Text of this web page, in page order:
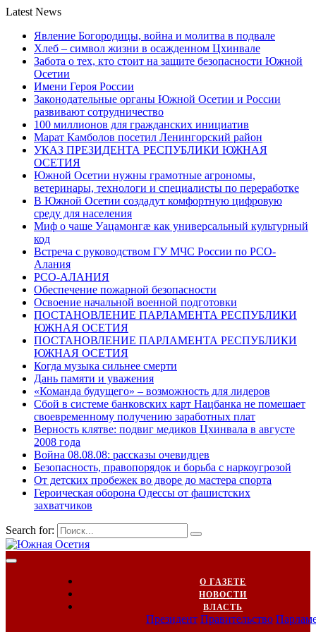
Latest News
Явление Богородицы, война и молитва в подвале
Хлеб – символ жизни в осажденном Цхинвале
Забота о тех, кто стоит на защите безопасности Южной
Осетии
Имени Героя России
Законодательные органы Южной Осетии и России
развивают сотрудничество
100 миллионов для гражданских инициатив
Марат Камболов посетил Ленингорский район
УКАЗ ПРЕЗИДЕНТА РЕСПУБЛИКИ ЮЖНАЯ
ОСЕТИЯ
Южной Осетии нужны грамотные агрономы,
ветеринары, технологи и специалисты по переработке
В Южной Осетии создадут комфортную цифровую
среду для населения
Миф о чаше Уацамонгæ как универсальный культурный
код
Встреча с руководством ГУ МЧС России по РСО-
Алания
РСО-АЛАНИЯ
Обеспечение пожарной безопасности
Освоение начальной военной подготовки
ПОСТАНОВЛЕНИЕ ПАРЛАМЕНТА РЕСПУБЛИКИ
ЮЖНАЯ ОСЕТИЯ
ПОСТАНОВЛЕНИЕ ПАРЛАМЕНТА РЕСПУБЛИКИ
ЮЖНАЯ ОСЕТИЯ
Когда музыка сильнее смерти
Дань памяти и уважения
«Команда будущего» – возможность для лидеров
Сбой в системе банковских карт Нацбанка не помешает
своевременному получению заработных плат
Верность клятве: подвиг медиков Цхинвала в августе
2008 года
Война 08.08.08: рассказы очевидцев
Безопасность, правопорядок и борьба с наркоугрозой
От детских пробежек во дворе до мастера спорта
Героическая оборона Одессы от фашистских
захватчиков
Search for:
О ГАЗЕТЕ
НОВОСТИ
ВЛАСТЬ
Президент Правительство